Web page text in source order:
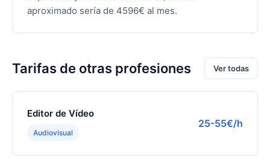
aproximado sería de 4596€ al mes.
Tarifas de otras profesiones Ver todas
Editor de Vídeo
Audiovisual
25-55€/h